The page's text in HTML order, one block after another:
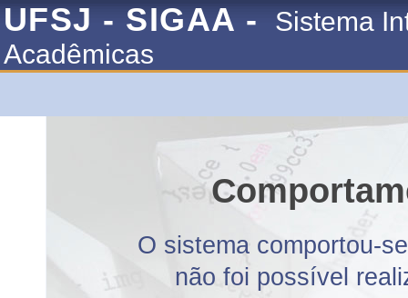
UFSJ - SIGAA -
Sistema
Acadêmicas
O sistema comportou-
não foi possível